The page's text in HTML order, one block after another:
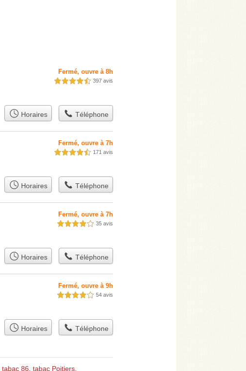
Fermé, ouvre à 8h
4,5 étoiles sur 5 397 avis
Horaires Téléphone
Fermé, ouvre à 7h
4,5 étoiles sur 5 171 avis
Horaires Téléphone
Fermé, ouvre à 7h
4,0 étoiles sur 5 35 avis
Horaires Téléphone
Fermé, ouvre à 9h
4,0 étoiles sur 5 54 avis
Horaires Téléphone
tabac 86, tabac Poitiers.